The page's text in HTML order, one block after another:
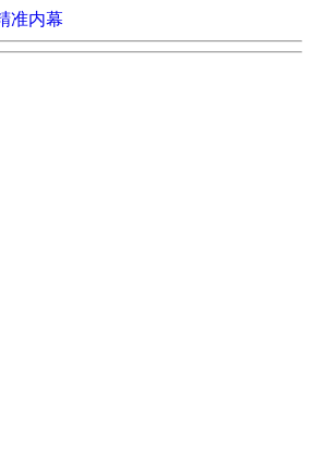
准内幕